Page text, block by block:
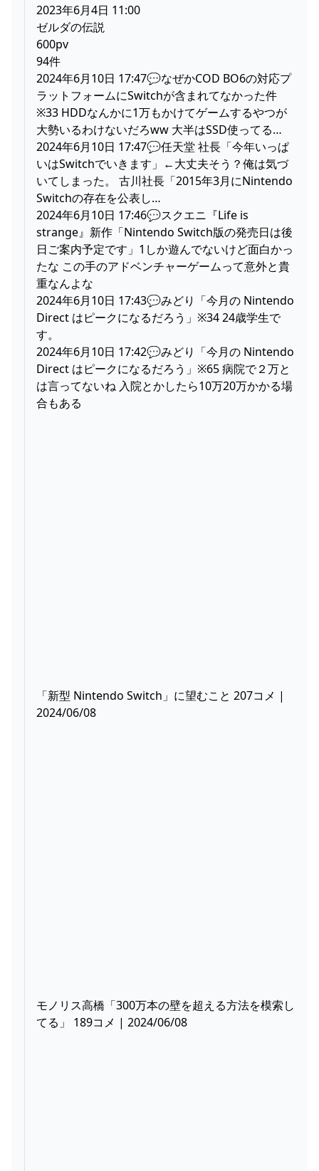
2023年6月4日 11:00
ゼルダの伝説
600pv
94件
2024年6月10日 17:47💬なぜかCOD BO6の対応プ
ラットフォームにSwitchが含まれてなかった件
※33 HDDなんかに1万もかけてゲームするやつが
大勢いるわけないだろww 大半はSSD使ってる…
2024年6月10日 17:47💬任天堂 社長「今年いっぱ
いはSwitchでいきます」←大丈夫そう？俺は気づ
いてしまった。 古川社長「2015年3月にNintendo
Switchの存在を公表し…
2024年6月10日 17:46💬スクエニ『Life is
strange』新作「Nintendo Switch版の発売日は後
日ご案内予定です」1しか遊んでないけど面白かっ
たな この手のアドベンチャーゲームって意外と貴
重なんよな
2024年6月10日 17:43💬みどり「今月の Nintendo
Direct はピークになるだろう」※34 24歳学生で
す。
2024年6月10日 17:42💬みどり「今月の Nintendo
Direct はピークになるだろう」※65 病院で２万と
は言ってないね 入院とかしたら10万20万かかる場
合もある
「新型 Nintendo Switch」に望むこと 207コメ |
2024/06/08
モノリス高橋「300万本の壁を超える方法を模索し
てる」 189コメ | 2024/06/08